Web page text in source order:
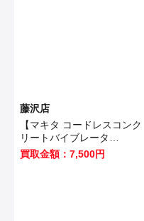
藤沢店
【マキタ コードレスコンク
リートバイブレータ
VR350DZ 】藤沢市のお客様
から買取させていただきまし
買取金額：7,500円